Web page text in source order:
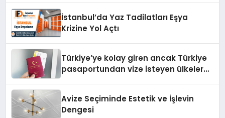
İstanbul’da Yaz Tadilatları Eşya
Krizine Yol Açtı
Türkiye’ye kolay giren ancak Türkiye
pasaportundan vize isteyen ülkeler
Avize Seçiminde Estetik ve İşlevin
Dengesi